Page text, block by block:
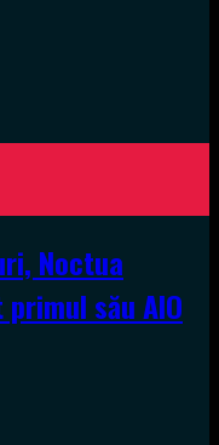
Noctua
său AIO